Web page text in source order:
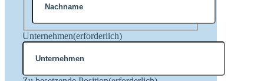
Nachname
Unternehmen(erforderlich)